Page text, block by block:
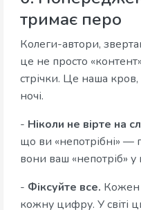
тримає перо
Колеги-автори,
це не просто
стрічки. Це наша
ночі.
- Ніколи не вірте на
що ви «непотрібні» —
вони ваш «непотріб»
- Фіксуйте все. Кожен
кожну цифру. У світі